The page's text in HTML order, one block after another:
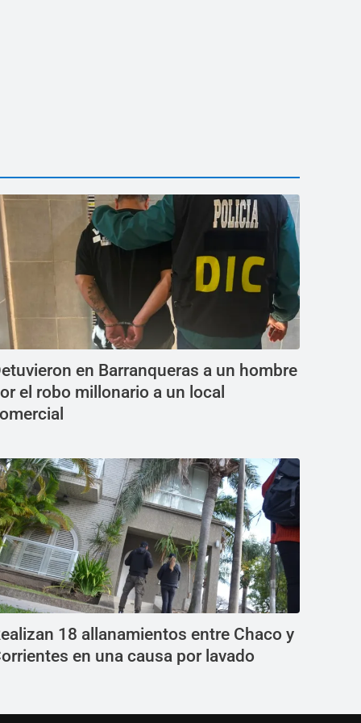
en Barranqueras a un hombre
el robo millonario a un local
18 allanamientos entre Chaco y
en una causa por lavado